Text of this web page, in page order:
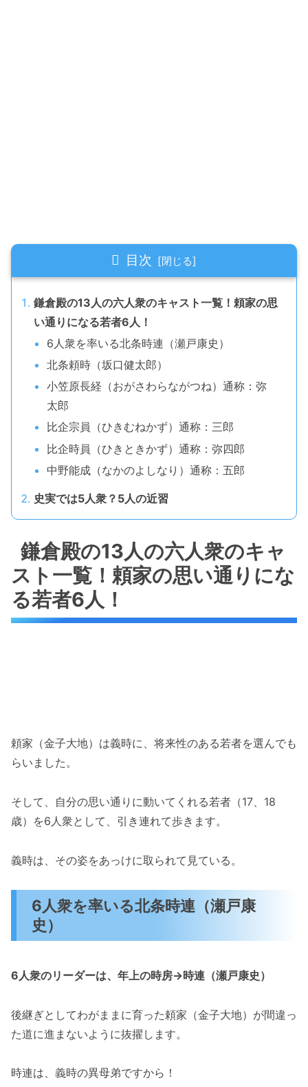
目次
鎌倉殿の13人の六人衆のキャスト一覧！頼家の思
い通りになる若者6人！
6人衆を率いる北条時連（瀬戸康史）
北条頼時（坂口健太郎）
小笠原長経（おがさわらながつね）通称：弥
太郎
比企宗員（ひきむねかず）通称：三郎
比企時員（ひきときかず）通称：弥四郎
中野能成（なかのよしなり）通称：五郎
史実では5人衆？5人の近習
鎌倉殿の13人の六人衆のキャ
スト一覧！頼家の思い通りにな
る若者6人！
頼家（金子大地）は義時に、将来性のある若者を選んでも
らいました。
そして、自分の思い通りに動いてくれる若者（17、18
歳）を6人衆として、引き連れて歩きます。
義時は、その姿をあっけに取られて見ている。
6人衆を率いる北条時連（瀬戸康
史）
6人衆のリーダーは、 年上の時房→時連（瀬戸康史）
後継ぎとしてわがままに育った頼家（金子大地）が間違っ
た道に進まないように抜擢します。
時連は、義時の異母弟ですから！